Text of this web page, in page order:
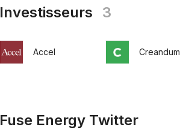
Investisseurs 3
Accel Creandum
Fuse Energy Twitter